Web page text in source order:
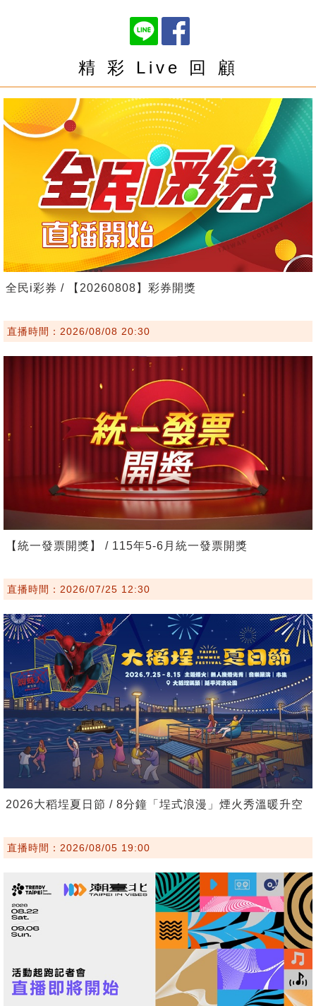
精 彩 Live 回 顧
全民i彩券 / 【20260808】彩券開獎
直播時間：2026/08/08 20:30
【統一發票開獎】 / 115年5-6月統一發票開獎
直播時間：2026/07/25 12:30
2026大稻埕夏日節 / 8分鐘「埕式浪漫」煙火秀溫暖升空
直播時間：2026/08/05 19:00